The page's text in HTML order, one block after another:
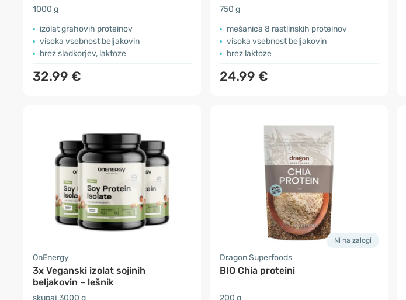
1000 g
izolat grahovih proteinov
visoka vsebnost beljakovin
brez sladkorjev, laktoze
32.99 €
750 g
mešanica 8 rastlinskih proteinov
visoka vsebnost beljakovin
brez laktoze
24.99 €
OnEnergy
3x Veganski izolat sojinih
beljakovin – lešnik
Ni na zalogi
Dragon Superfoods
BIO Chia proteini